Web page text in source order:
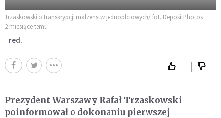
Trzaskowski o transkrypcji malzenstw jednoplciowych/ fot. DepositPhotos
2 miesiące temu
red.
Prezydent Warszawy Rafał Trzaskowski
poinformował o dokonaniu pierwszej